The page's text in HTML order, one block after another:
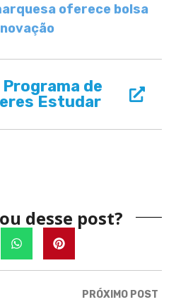
oferece bolsa
de
Estudar
desse post?
PRÓXIMO POST